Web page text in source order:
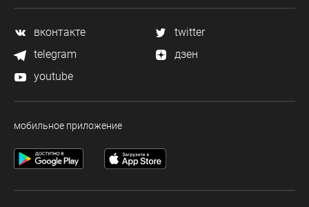
вконтакте
twitter
telegram
дзен
youtube
мобильное приложение